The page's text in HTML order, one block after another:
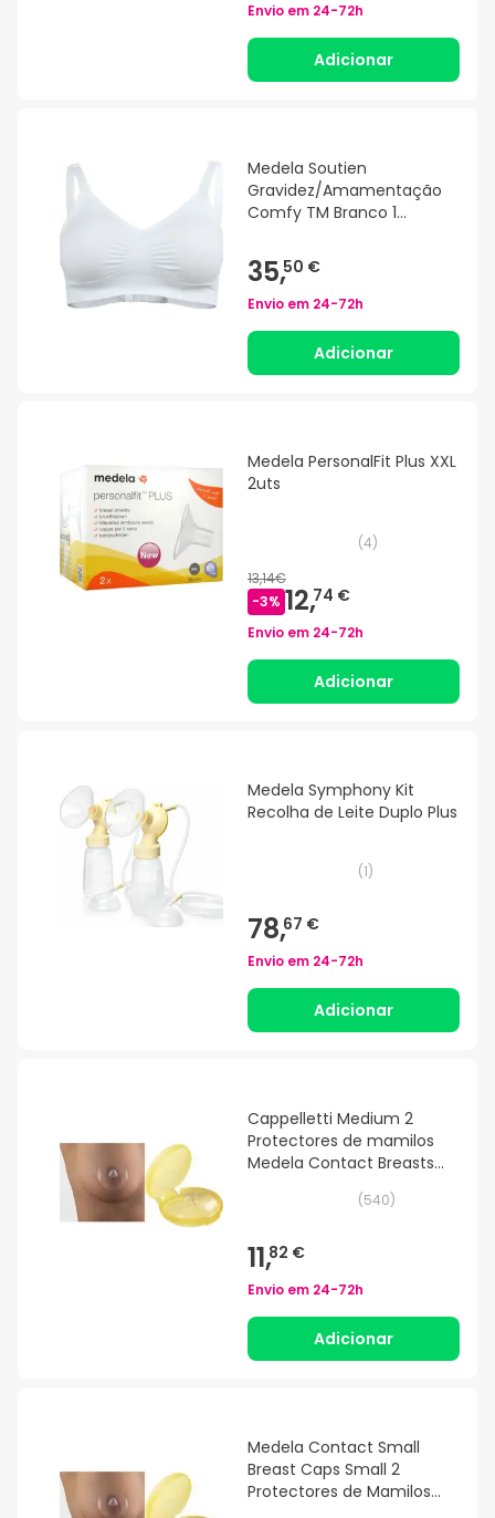
Envio em 24-72h
Adicionar
Medela Soutien
Gravidez/Amamentação
Comfy TM Branco 1
35,50 €
Envio em 24-72h
Adicionar
Medela PersonalFit Plus XXL
2uts
(4)
13,14€
-3% 12,74 €
Envio em 24-72h
Adicionar
Medela Symphony Kit
Recolha de Leite Duplo Plus
(1)
78,67 €
Envio em 24-72h
Adicionar
Cappelletti Medium 2
Protectores de mamilos
Medela Contact Breasts
(540)
11,82 €
Envio em 24-72h
Adicionar
Medela Contact Small
Breast Caps Small 2
Protectores de Mamilos